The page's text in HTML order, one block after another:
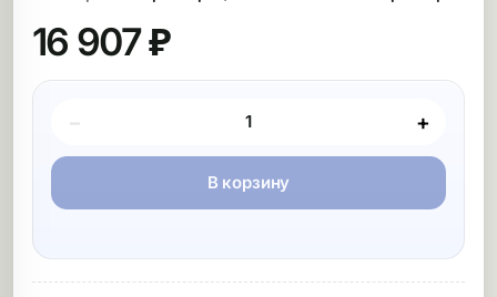
16 907 ₽
Покупка товара
− +
В корзину